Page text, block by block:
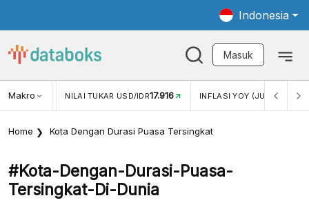
Indonesia
Masuk
Makro
USD/IDR 17.916 INFLASI YOY (JUL)2,88% INFLASI MOM (JUL)
Home Kota Dengan Durasi Puasa Tersingkat
#kota-Dengan-Durasi-Puasa-
Tersingkat-Di-Dunia